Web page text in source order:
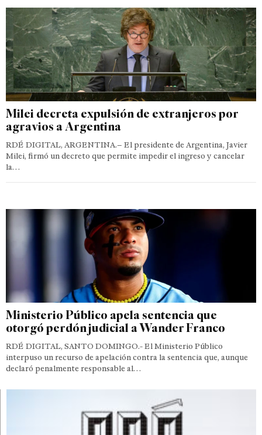
Milei decreta expulsión de extranjeros por
agravios a Argentina
RDÉ DIGITAL, ARGENTINA.– El presidente de Argentina, Javier
Milei, firmó un decreto que permite impedir el ingreso y cancelar
la…
Ministerio Público apela sentencia que
otorgó perdón judicial a Wander Franco
RDÉ DIGITAL, SANTO DOMINGO.- El Ministerio Público
interpuso un recurso de apelación contra la sentencia que, aunque
declaró penalmente responsable al…